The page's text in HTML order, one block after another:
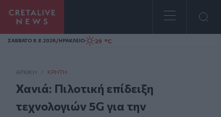
Homepage
ΣAΒΒΑΤΟ 8.8.2026/ΗΡΑΚΛΕΙΟ 29 °C
ΑΡΧΙΚΗ / ΚΡΉΤΗ
Χανιά: Πιλοτική επίδειξη
τεχνολογιών 5G για την